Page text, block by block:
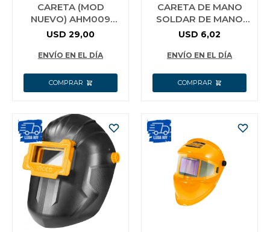
CARETA (MOD
NUEVO) AHM009
FOTOSENSIBLE INGCO
USD 29,00
ENVÍO EN EL DÍA
CARETA DE MANO
SOLDAR DE MANO
INGCO HHWM102
USD 6,02
ENVÍO EN EL DÍA
Bazar
Juguetes y artículos para bebé
Ferretería
Vestimenta y calzado